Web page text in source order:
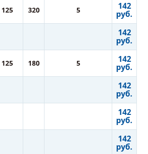
125 320 5 142
руб.
142
руб.
125 180 5 142
руб.
142
руб.
142
руб.
142
руб.